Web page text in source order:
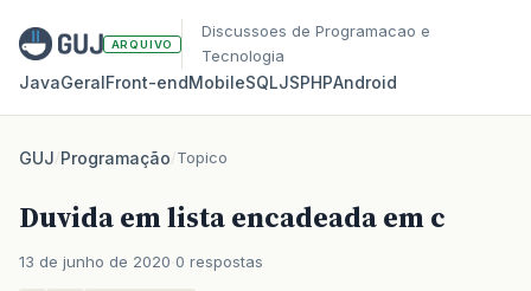
ARQUIVO
Discussoes de Programacao e
Tecnologia
JavaGeralFront‑endMobileSQLJSPHPAndroid
GUJ/Programação/Topico
Duvida em lista encadeada em c
13 de junho de 2020 0 respostas